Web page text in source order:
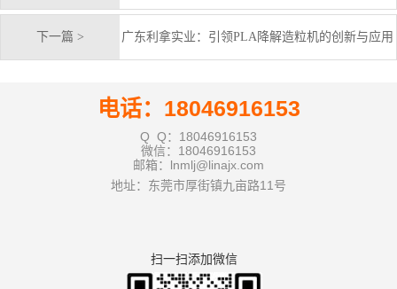
下一篇 > 广东利拿实业：引领PLA降解造粒机的创新与应用
电话：18046916153
Q Q：18046916153
微信：18046916153
邮箱：lnmlj@linajx.com
地址：东莞市厚街镇九亩路11号
扫一扫添加微信